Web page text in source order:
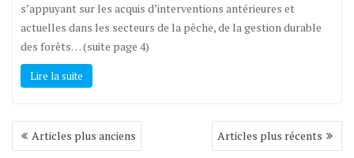
s’appuyant sur les acquis d’interventions antérieures et
actuelles dans les secteurs de la pêche, de la gestion durable
des forêts… (suite page 4)
Lire la suite
Navigation
des
Articles plus anciens Articles plus récents